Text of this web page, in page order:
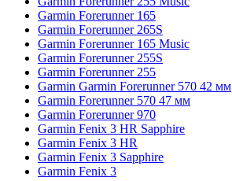
Garmin Forerunner 165
Garmin Forerunner 265S
Garmin Forerunner 165 Music
Garmin Forerunner 255S
Garmin Forerunner 255
Garmin Garmin Forerunner 570 42 мм
Garmin Forerunner 570 47 мм
Garmin Forerunner 970
Garmin Fenix 3 HR Sapphire
Garmin Fenix 3 HR
Garmin Fenix 3 Sapphire
Garmin Fenix 3